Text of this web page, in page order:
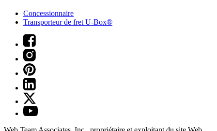
Concessionnaire
Transporteur de fret U-Box®